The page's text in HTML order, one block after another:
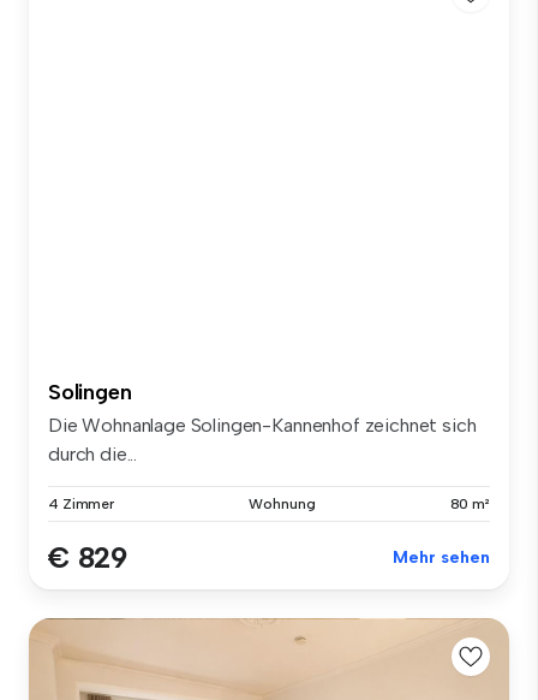
Solingen
Die Wohnanlage Solingen-Kannenhof zeichnet sich
durch die...
4 Zimmer Wohnung 80 m²
€ 829 Mehr sehen